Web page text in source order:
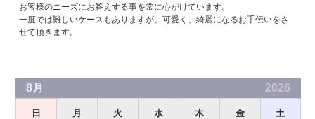
お客様のニーズにお答えする事を常に心がけています。
一度では難しいケースもありますが、可愛く、綺麗になるお手伝いをさ
せて頂きます。
8月 2026
日 月 火 水 木 金 土